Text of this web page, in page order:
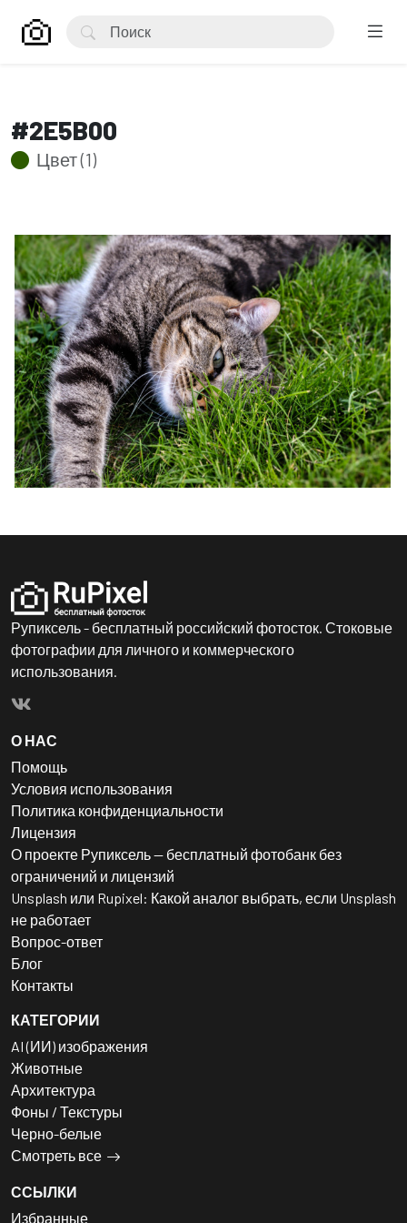
#2E5B00
Цвет (1)
Рупиксель - бесплатный российский фотосток. Стоковые
фотографии для личного и коммерческого
использования.
О НАС
Помощь
Условия использования
Политика конфиденциальности
Лицензия
О проекте Рупиксель — бесплатный фотобанк без
ограничений и лицензий
Unsplash или Rupixel: Какой аналог выбрать, если Unsplash
не работает
Вопрос-ответ
Блог
Контакты
КАТЕГОРИИ
AI (ИИ) изображения
Животные
Архитектура
Фоны / Текстуры
Черно-белые
Смотреть все
ССЫЛКИ
Избранные